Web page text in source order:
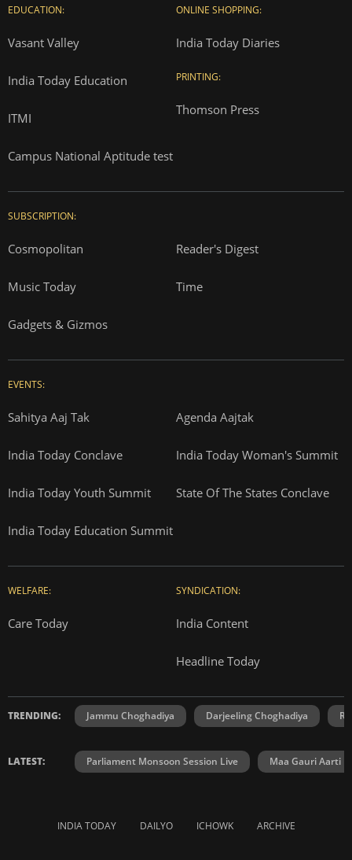
EDUCATION:
Vasant Valley
India Today Education
ITMI
Campus National Aptitude test
ONLINE SHOPPING:
India Today Diaries
PRINTING:
Thomson Press
SUBSCRIPTION:
Cosmopolitan Reader's Digest
Music Today Time
Gadgets & Gizmos
EVENTS:
Sahitya Aaj Tak Agenda Aajtak
India Today Conclave India Today Woman's Summit
India Today Youth Summit State Of The States Conclave
India Today Education Summit
WELFARE:
Care Today
SYNDICATION:
India Content
Headline Today
TRENDING: Jammu Choghadiya Darjeeling Choghadiya
LATEST: Parliament Monsoon Session Live Maa Gauri Aarti
INDIA TODAY DAILYO ICHOWK ARCHIVE